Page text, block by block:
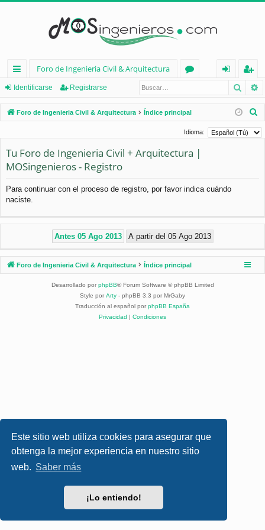
Este sitio web utiliza cookies para asegurar que
obtenga la mejor experiencia en nuestro sitio
web. Saber más
¡Lo entiendo!
nl
ac
es
pi
os
Foro de Ingenieria Civil & Arquitectura
os
nt
ifi
eg
ist
ra
Identificarse Registrarse
Foro de Ingenieria Civil & Arquitectura Índice principal
s
Idioma:
Tu Foro de Ingenieria Civil + Arquitectura |
MOSingenieros - Registro
Para continuar con el proceso de registro, por favor indica cuándo
naciste.
Foro de Ingenieria Civil & Arquitectura Índice principal
Desarrollado por phpBB® Forum Software © phpBB Limited
Style por Arty - phpBB 3.3 por MrGaby
Traducción al español por phpBB España
Privacidad | Condiciones